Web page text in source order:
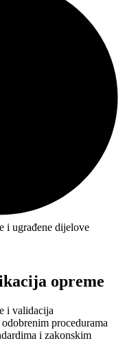
i ugrađene dijelove
opreme
i validacija
procedurama
i zakonskim